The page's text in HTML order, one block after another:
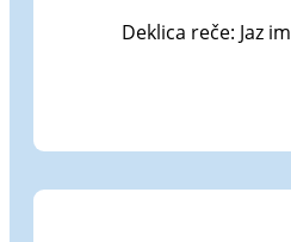
Deklica reče: Jaz